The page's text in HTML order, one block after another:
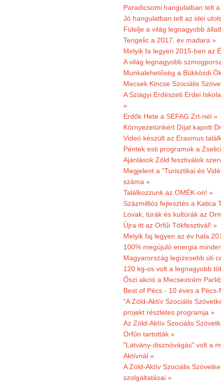
Paradicsomi hangulatban telt
Jó hangulatban telt az idei
Fülelje a világ legnagyobb
Tengelic a 2017. év madara »
Melyik fa legyen 2015-ben az
A világ legnagyobb
Munkalehetőség a Bükkösdi
Mecsek Kincse Szociális
A Sziágyi Erdészeti Erdei
»
Erdők Hete a SEFAG Zrt-nél »
Környezetünkért Díjat kapott
Videó készült az Erasmus
Péntek esti programok a
Ajánlások Zöld fesztiválok
Megjelent a "Turisztikai és
száma »
Találkozzunk az OMÉK-on! »
Százmilliós fejlesztés a Katica
Lovak, túrák és kultúrák az
Újra itt az Orfűi Tökfesztivál! »
Melyik faj legyen az év hala
100% megújuló energia
Magyarország legízesebb úti
120 kg-os volt a legnagyobb
Őszi akció a Mecsextrém
Best of Pécs - 10 éves a
"A Zöld-Aktív Szociális
projekt részletes programja »
Az Zöld-Aktív Szociális
Orfűn tartották »
"Látvány-disznóvágás" volt a
Aktívnál »
A Zöld-Aktív Szociális
szolgáltatásai »